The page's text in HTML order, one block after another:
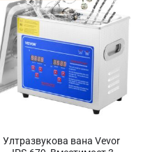
Ултразвукова вана Vevor